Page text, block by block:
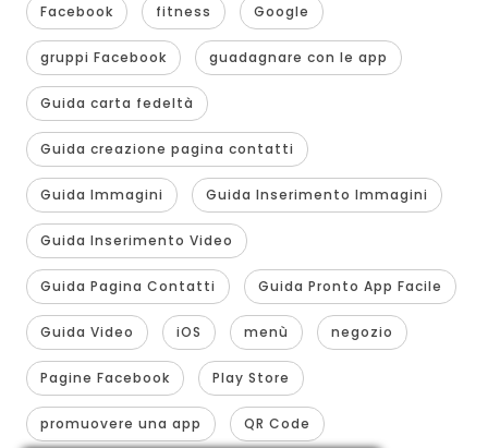
Facebook fitness Google
gruppi Facebook guadagnare con le app
Guida carta fedeltà
Guida creazione pagina contatti
Guida Immagini Guida Inserimento Immagini
Guida Inserimento Video
Guida Pagina Contatti Guida Pronto App Facile
Guida Video iOS menù negozio
Pagine Facebook Play Store
promuovere una app QR Code